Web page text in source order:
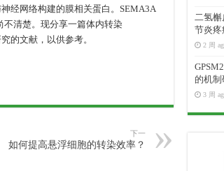
经网络构建的膜相关蛋白。SEMA3A
清楚。现分享一篇体内转染
的文献，以供参考。
下一
如何提高悬浮细胞的转染效率？
二氢槲
节炎疼
2 周
的机
3 周